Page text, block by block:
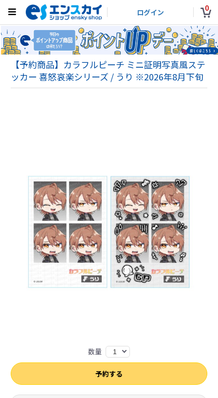
ログイン 0
【予約商品】カラフルピーチ ミニ証明写真風ステ
ッカー 喜怒哀楽シリーズ / うり ※2026年8月下旬
数量 1
予約する